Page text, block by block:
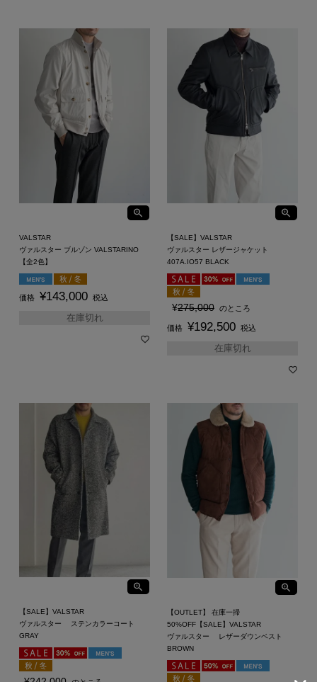
VALSTAR
ヴァルスター ブルゾン VALSTARINO
【全2色】
価格 ¥143,000 税込
在庫切れ
【SALE】VALSTAR
ヴァルスター レザージャケット
407A.IO57 BLACK
¥275,000 のところ
価格 ¥192,500 税込
在庫切れ
【SALE】VALSTAR
ヴァルスター ステンカラーコート
GRAY
【OUTLET】 在庫一掃
50%OFF【SALE】VALSTAR
ヴァルスター レザーダウンベスト
BROWN